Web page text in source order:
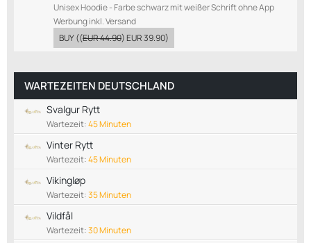
Unisex Hoodie - Farbe schwarz mit weißer Schrift ohne App
Werbung inkl. Versand
BUY((EUR 44.90)EUR 39.90)
WARTEZEITEN DEUTSCHLAND
Svalgur Rytt
Wartezeit:45 Minuten
Vinter Rytt
Wartezeit:45 Minuten
Vikingløp
Wartezeit:35 Minuten
Vildfål
Wartezeit:30 Minuten